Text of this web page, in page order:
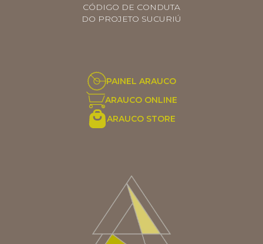
CÓDIGO DE CONDUTA
DO PROJETO SUCURIÚ
PAINEL ARAUCO
ARAUCO ONLINE
ARAUCO STORE